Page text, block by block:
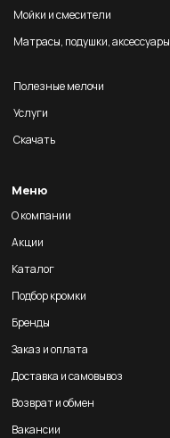
Мойки и смесители
Матрасы, подушки, аксессуары
Полезные мелочи
Услуги
Скачать
Меню
О компании
Акции
Каталог
Подбор кромки
Бренды
Заказ и оплата
Доставка и самовывоз
Возврат и обмен
Вакансии